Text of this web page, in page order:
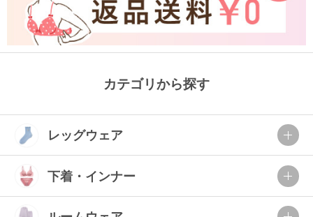
カテゴリから探す
レッグウェア
下着・インナー